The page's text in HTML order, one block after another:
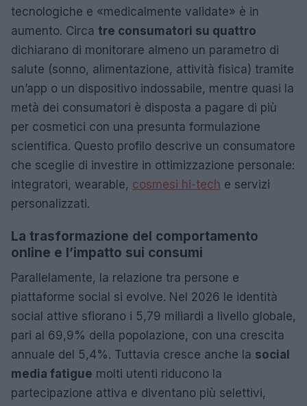
tecnologiche e «medicalmente validate» è in
aumento. Circa tre consumatori su quattro
dichiarano di monitorare almeno un parametro di
salute (sonno, alimentazione, attività fisica) tramite
un’app o un dispositivo indossabile, mentre quasi la
metà dei consumatori è disposta a pagare di più
per cosmetici con una presunta formulazione
scientifica. Questo profilo descrive un consumatore
che sceglie di investire in ottimizzazione personale:
integratori, wearable, cosmesi hi-tech e servizi
personalizzati.
La trasformazione del comportamento
online e l’impatto sui consumi
Parallelamente, la relazione tra persone e
piattaforme social si evolve. Nel 2026 le identità
social attive sfiorano i 5,79 miliardi a livello globale,
pari al 69,9% della popolazione, con una crescita
annuale del 5,4%. Tuttavia cresce anche la social
media fatigue molti utenti riducono la
partecipazione attiva e diventano più selettivi,